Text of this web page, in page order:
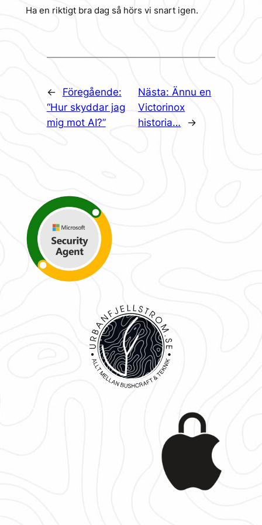
Ha en riktigt bra dag så hörs vi snart igen.
←
Föregående:
“Hur skyddar jag
mig mot AI?”
Nästa:Ännu en
Victorinox
historia…
→